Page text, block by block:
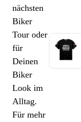
nächsten
Biker
Tour oder
für
Deinen
Biker
Look im
Alltag.
Für mehr